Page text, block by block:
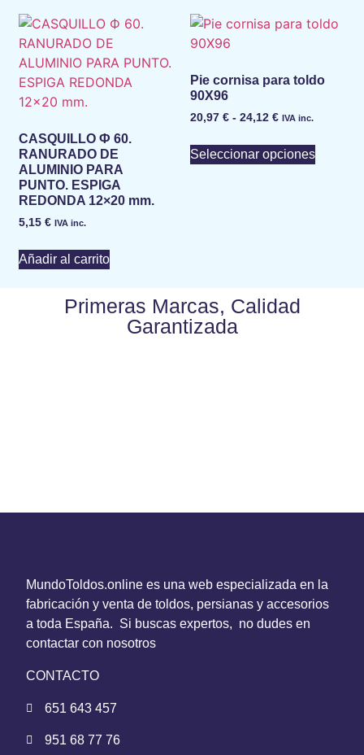
CASQUILLO Ф 60.
RANURADO DE
ALUMINIO PARA
PUNTO. ESPIGA
REDONDA 12×20 mm.
5,15€ IVA inc.
Añadir al carrito
Pie cornisa para toldo
90X96
20,97 € - 24,12 € IVA inc.
Seleccionar opciones
Primeras Marcas, Calidad
Garantizada
MundoToldos.online es una web especializada en la
fabricación y venta de toldos, persianas y accesorios
a toda España. Si buscas expertos, no dudes en
contactar con nosotros
CONTACTO
651 643 457
951 68 77 76